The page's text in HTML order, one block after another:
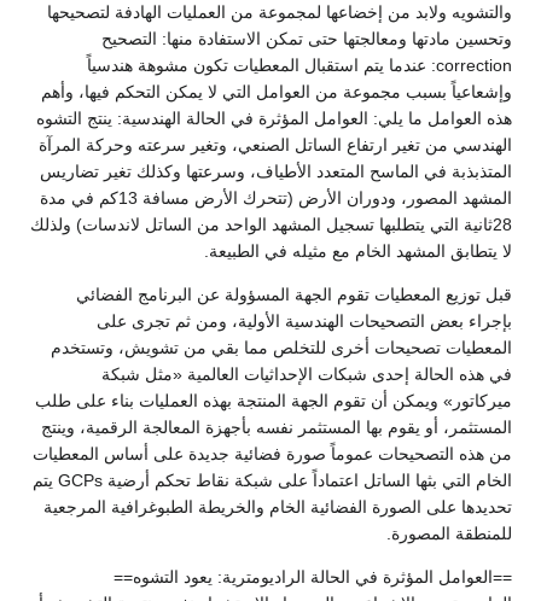
والتشويه ولابد من إخضاعها لمجموعة من العمليات الهادفة لتصحيحها
وتحسين مادتها ومعالجتها حتى تمكن الاستفادة منها: التصحيح
correction: عندما يتم استقبال المعطيات تكون مشوهة هندسياً
وإشعاعياً بسبب مجموعة من العوامل التي لا يمكن التحكم فيها، وأهم
هذه العوامل ما يلي: العوامل المؤثرة في الحالة الهندسية: ينتج التشوه
الهندسي من تغير ارتفاع الساتل الصنعي، وتغير سرعته وحركة المرآة
المتذبذبة في الماسح المتعدد الأطياف، وسرعتها وكذلك تغير تضاريس
المشهد المصور، ودوران الأرض (تتحرك الأرض مسافة 13كم في مدة
28ثانية التي يتطلبها تسجيل المشهد الواحد من الساتل لاندسات) ولذلك
لا يتطابق المشهد الخام مع مثيله في الطبيعة.
قبل توزيع المعطيات تقوم الجهة المسؤولة عن البرنامج الفضائي
بإجراء بعض التصحيحات الهندسية الأولية، ومن ثم تجرى على
المعطيات تصحيحات أخرى للتخلص مما بقي من تشويش، وتستخدم
في هذه الحالة إحدى شبكات الإحداثيات العالمية «مثل شبكة
ميركاتور» ويمكن أن تقوم الجهة المنتجة بهذه العمليات بناء على طلب
المستثمر، أو يقوم بها المستثمر نفسه بأجهزة المعالجة الرقمية، وينتج
من هذه التصحيحات عموماً صورة فضائية جديدة على أساس المعطيات
الخام التي بثها الساتل اعتماداً على شبكة نقاط تحكم أرضية GCPs يتم
تحديدها على الصورة الفضائية الخام والخريطة الطبوغرافية المرجعية
للمنطقة المصورة.
==العوامل المؤثرة في الحالة الراديومترية: يعود التشوه==